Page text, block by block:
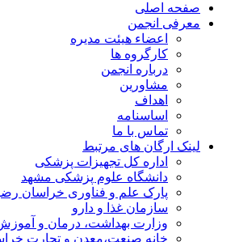
صفحه اصلی
معرفی انجمن
اعضاء هیئت مدیره
کارگروه ها
درباره انجمن
مشاورین
اهداف
اساسنامه
تماس با ما
لینک ارگان های مرتبط
اداره کل تجهیزات پزشکی
دانشگاه علوم پزشکی مشهد
پارک علم و فناوری خراسان
سازمان غذا و دارو
وزارت بهداشت، درمان و
خانه صنعت،معدن و تجارت